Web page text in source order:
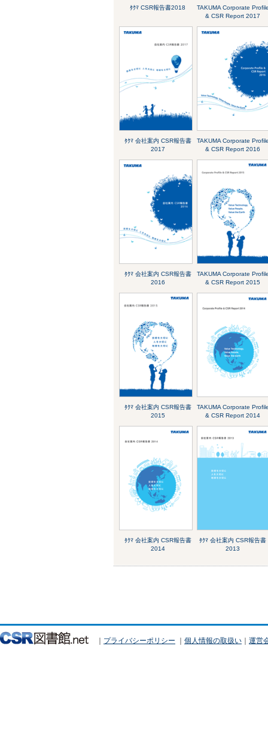
ﾀｸﾏ CSR報告書2018
TAKUMA Corporate
& CSR Report 2017
ﾀｸﾏ 会社案内 CSR報告書
2017
TAKUMA Corporate
& CSR Report 2016
ﾀｸﾏ 会社案内 CSR報告書
2016
TAKUMA Corporate
& CSR Report 2015
ﾀｸﾏ 会社案内 CSR報告書
2015
TAKUMA Corporate
& CSR Report 2014
ﾀｸﾏ 会社案内 CSR報告書
2014
ﾀｸﾏ 会社案内 CSR報告書
2013
｜ プライバシーポリシー ｜ 個人情報の取扱い ｜ 運営